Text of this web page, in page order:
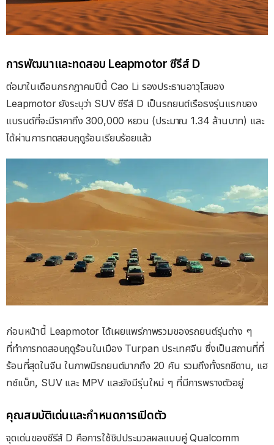
การพัฒนาและทดสอบ Leapmotor ซีรีส์ D
ต่อมาในเดือนกรกฎาคมปีนี้ Cao Li รองประธานอาวุโสของ
Leapmotor ยังระบุว่า SUV ซีรีส์ D เป็นรถยนต์เรือธงรุ่นแรกของ
แบรนด์ที่จะมีราคาถึง 300,000 หยวน (ประมาณ 1.34 ล้านบาท) และ
ได้ผ่านการทดสอบฤดูร้อนเรียบร้อยแล้ว
ก่อนหน้านี้ Leapmotor ได้เผยแพร่ภาพรวมของรถยนต์รุ่นต่าง ๆ
ที่ทำการทดสอบฤดูร้อนในเมือง Turpan ประเทศจีน ซึ่งเป็นสถานที่ที่
ร้อนที่สุดในจีน ในภาพมีรถยนต์มากถึง 20 คัน รวมถึงทั้งรถซีดาน, แฮ
ทช์แบ็ก, SUV และ MPV และยังมีรุ่นใหม่ ๆ ที่มีการพรางตัวอยู่
คุณสมบัติเด่นและกำหนดการเปิดตัว
จุดเด่นของซีรีส์ D คือการใช้ชิปประมวลผลแบบคู่ Qualcomm